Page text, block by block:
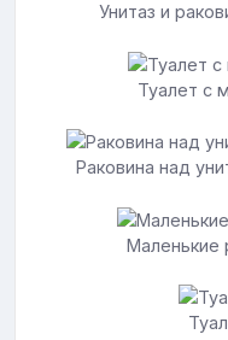
Унитаз и
Туалет с
Раковина над
Маленькие